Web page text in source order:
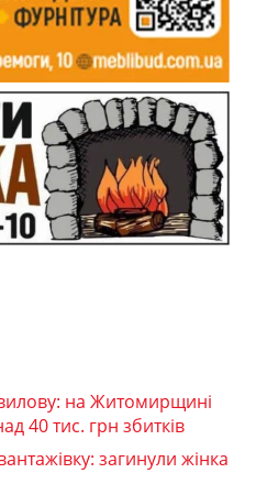
на Житомирщині
40 тис. грн збитків
загинули жінка